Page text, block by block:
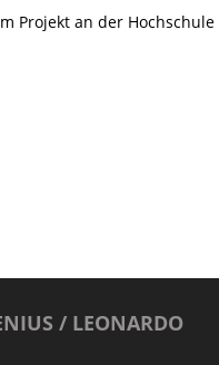
Projekt an der Hochschule
/ LEONARDO